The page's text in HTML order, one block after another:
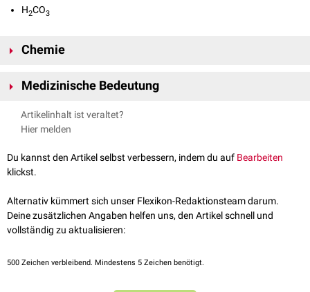
H2CO3
Chemie
sich dasGasnur schlecht in Wasser löst. Kohlensäure kann deswegen
H2 CO <---> H O + CO
(HCO3 ) undCarbonat(CO3 ).
Medizinische Bedeutung
siehe auch:Bicarbonatpuffer
Artikelinhalt ist veraltet?
Hier melden
Du kannst den Artikel selbst verbessern, indem du auf Bearbeiten
klickst.
Alternativ kümmert sich unser Flexikon-Redaktionsteam darum.
Deine zusätzlichen Angaben helfen uns, den Artikel schnell und
vollständig zu aktualisieren:
500 Zeichen verbleibend. Mindestens 5 Zeichen benötigt.